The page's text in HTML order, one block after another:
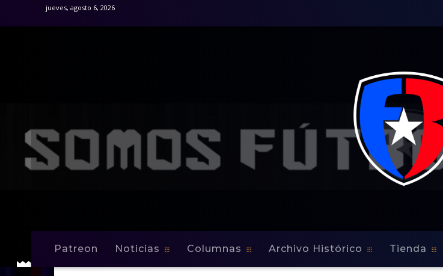
jueves, agosto 6, 2026
Patreon Noticias Columnas Archivo Histórico Tienda